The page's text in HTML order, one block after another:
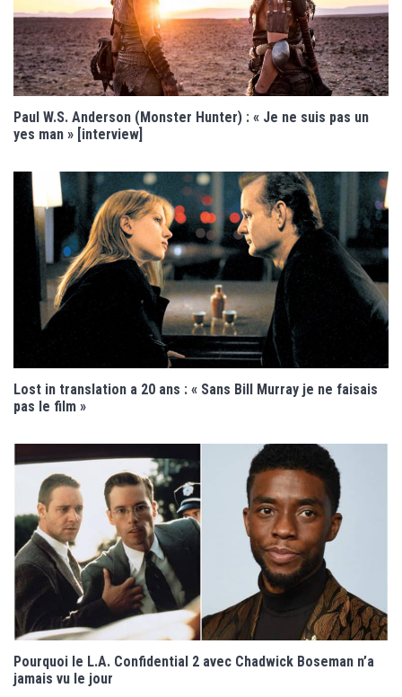
Paul W.S. Anderson (Monster Hunter) : « Je ne suis pas un
yes man » [interview]
Lost in translation a 20 ans : « Sans Bill Murray je ne faisais
pas le film »
Pourquoi le L.A. Confidential 2 avec Chadwick Boseman n’a
jamais vu le jour